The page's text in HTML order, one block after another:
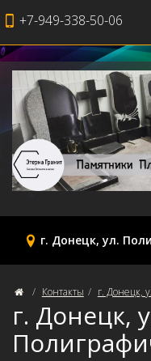
+7-949-338-50-06
г. Донецк, ул.
Контакты г. Донецк,
г. Донецк,